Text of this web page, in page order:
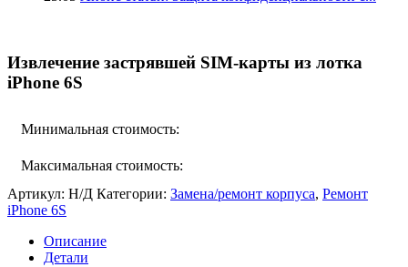
Извлечение застрявшей SIM-карты из лотка
iPhone 6S
Минимальная стоимость:
Максимальная стоимость:
Артикул: Н/Д Категории: Замена/ремонт корпуса, Ремонт
iPhone 6S
Описание
Детали